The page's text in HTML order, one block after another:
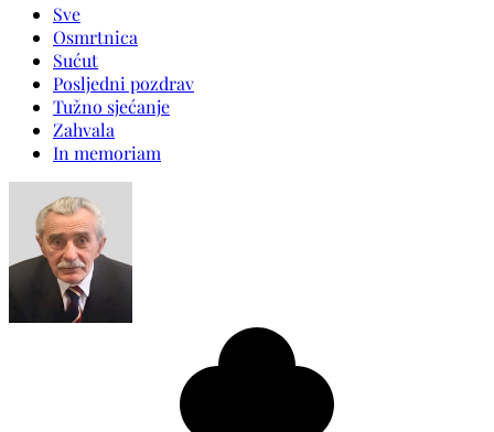
Sve
Osmrtnica
Sućut
Posljedni pozdrav
Tužno sjećanje
Zahvala
In memoriam